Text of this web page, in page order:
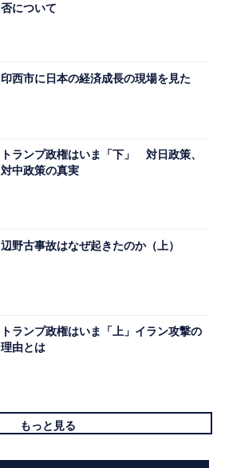
否について
印西市に日本の経済成長の現場を見た
トランプ政権はいま「下」 対日政策、
対中政策の真実
辺野古事故はなぜ起きたのか（上）
トランプ政権はいま「上」イラン攻撃の
理由とは
もっと見る